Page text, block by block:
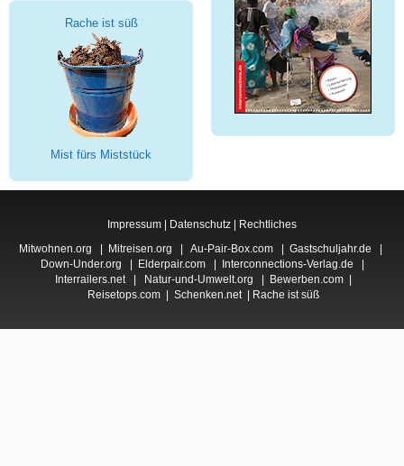
Rache ist süß
Mist fürs Miststück
Impressum Datenschutz
Rechtliches
Mitwohnen.org | Mitreisen.org | Au-Pair-Box.com | Gastschuljahr.de |
Down-Under.org | Elderpair.com| Interconnections-Verlag.de |
Interrailers.net | Natur-und-Umwelt.org | Bewerben.com |
Reisetops.com | Schenken.net | Rache ist süß